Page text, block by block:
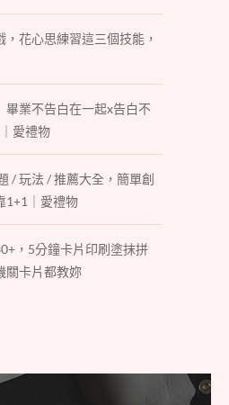
花心思練習這三個技能，
畢業不告白在一起x告白不
愛禮物
/ 玩法 / 推薦大全，簡單創
1+1｜愛禮物
，5分鐘卡片印刷塗抹拼
關卡片都教妳